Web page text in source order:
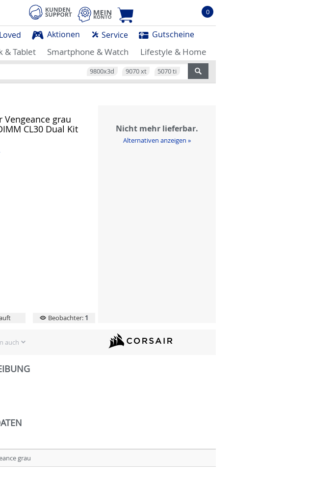
0
Aktionen Service Gutscheine
& Tablet Smartphone & Watch Lifestyle & Home
9800x3d 9070 xt 5070 ti
Vengeance grau
CL30 Dual Kit
Beobachter: 1
Nicht mehr lieferbar.
Alternativen anzeigen »
auch
grau